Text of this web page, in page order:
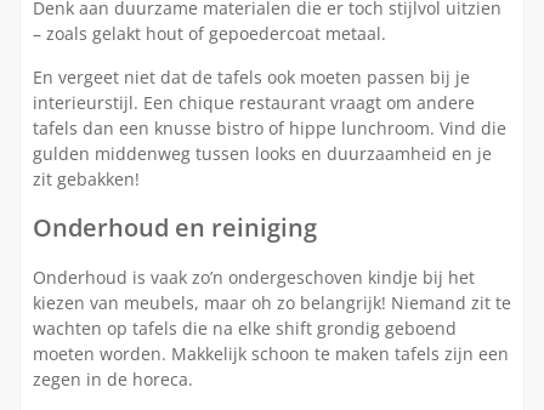
Denk aan duurzame materialen die er toch stijlvol uitzien
– zoals gelakt hout of gepoedercoat metaal.
En vergeet niet dat de tafels ook moeten passen bij je
interieurstijl. Een chique restaurant vraagt om andere
tafels dan een knusse bistro of hippe lunchroom. Vind die
gulden middenweg tussen looks en duurzaamheid en je
zit gebakken!
Onderhoud en reiniging
Onderhoud is vaak zo’n ondergeschoven kindje bij het
kiezen van meubels, maar oh zo belangrijk! Niemand zit te
wachten op tafels die na elke shift grondig geboend
moeten worden. Makkelijk schoon te maken tafels zijn een
zegen in de horeca.